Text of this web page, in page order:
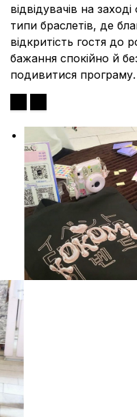
відвідувачів на
типи браслетів, де
відкритість гостя до
бажання спокійно й
подивитися програму.